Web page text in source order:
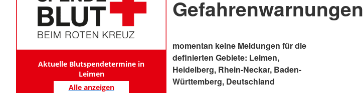
Aktuelle Blutspendetermine in
Leimen
Alle anzeigen
Gefahrenwarnungen
momentan keine Meldungen für die
definierten Gebiete: Leimen,
Heidelberg, Rhein-Neckar, Baden-
Württemberg, Deutschland